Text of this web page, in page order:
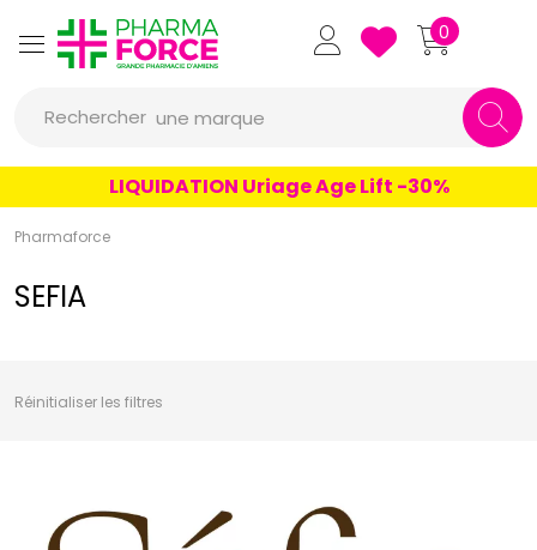
Pharmaforce Grande Pharmacie
0
Rechercher
un conseil
un produit
une marque
LIQUIDATION Uriage Age Lift -30%
Pharmaforce
SEFIA
Réinitialiser les filtres